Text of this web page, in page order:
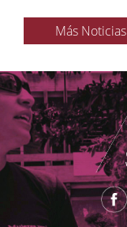
Más Noticias